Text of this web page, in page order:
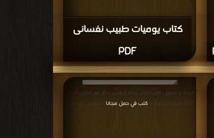
كتاب يوميات طبيب نفسانى
PDF
قراءة و تحميل كتاب كتاب رحلة النفس رحلة مع تطوير الذات
PDF مجانا | مكتبة >
كتب في حمل مجانا| التحميل : مرة/مرات